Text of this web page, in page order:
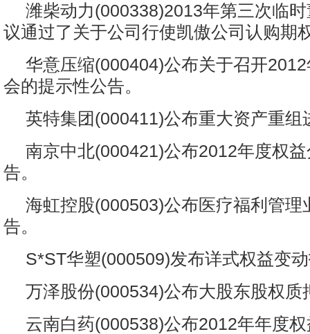
潍柴动力(000338)2013年第三次临
议通过了关于公司行使凯傲公司认购期
华意压缩(000404)公布关于召开
会的提示性公告。
英特集团(000411)公布重大资产重组
南京中北(000421)公布2012年度权
告。
海虹控股(000503)公布医疗福利管理
告。
S*ST华塑(000509)发布详式权益变
万泽股份(000534)公布大股东股权质
云南白药(000538)公布2012年年度